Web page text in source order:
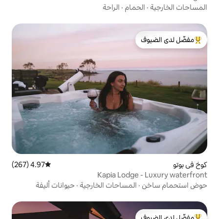
·الراحة
الضيوف
Kapia
الخارجية· حيوانات أليفة